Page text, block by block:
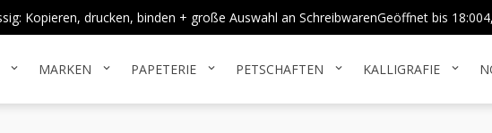
Kopieren, drucken, binden + große Auswahl an SchreibwarenGeöffnet bis 18:00
expand_more MARKEN expand_more PAPETERIE expand_more PETSCHAFTEN expand_more KALLIGRAFIE expand_more